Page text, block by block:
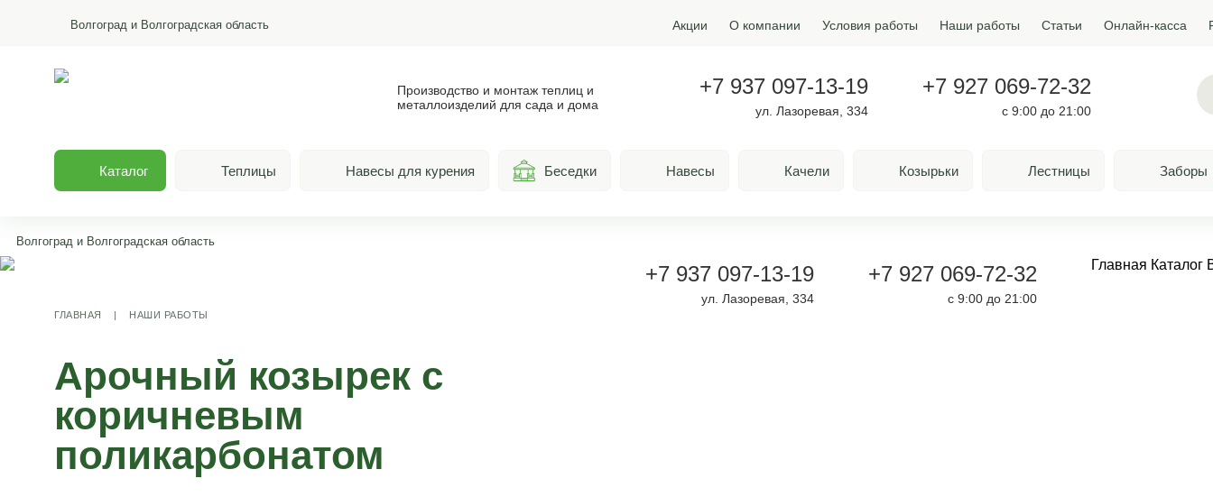
Волгоград и Волгоградская область Акции О компании Условия работы Наши работы Статьи Онлайн-касса
Производство и монтаж теплиц и
металлоизделий для сада и дома
+7 937 097-13-19
ул. Лазоревая, 334
+7 927 069-72-32
с 9:00 до 21:00
Каталог Теплицы Навесы для курения Беседки Навесы Качели Козырьки Лестницы Заборы
Волгоград и Волгоградская область
+7 937 097-13-19
ул. Лазоревая, 334
+7 927 069-72-32
с 9:00 до 21:00
Главная Каталог
ГЛАВНАЯ | НАШИ РАБОТЫ
Арочный козырек с
коричневым
поликарбонатом